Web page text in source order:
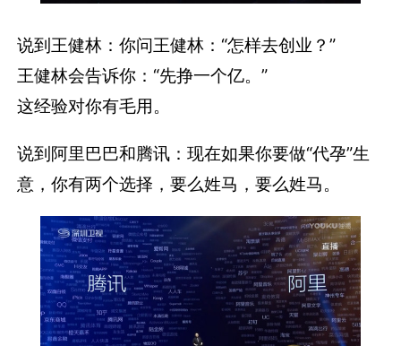
说到王健林：你问王健林：“怎样去创业？”
王健林会告诉你：“先挣一个亿。”
这经验对你有毛用。
说到阿里巴巴和腾讯：现在如果你要做“代孕”生
意，你有两个选择，要么姓马，要么姓马。